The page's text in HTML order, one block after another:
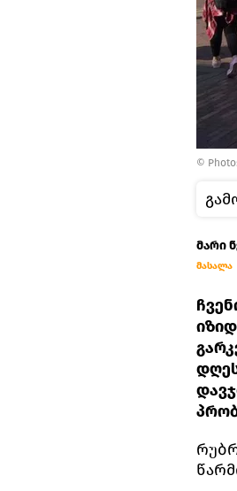
©
მარი
მასალა